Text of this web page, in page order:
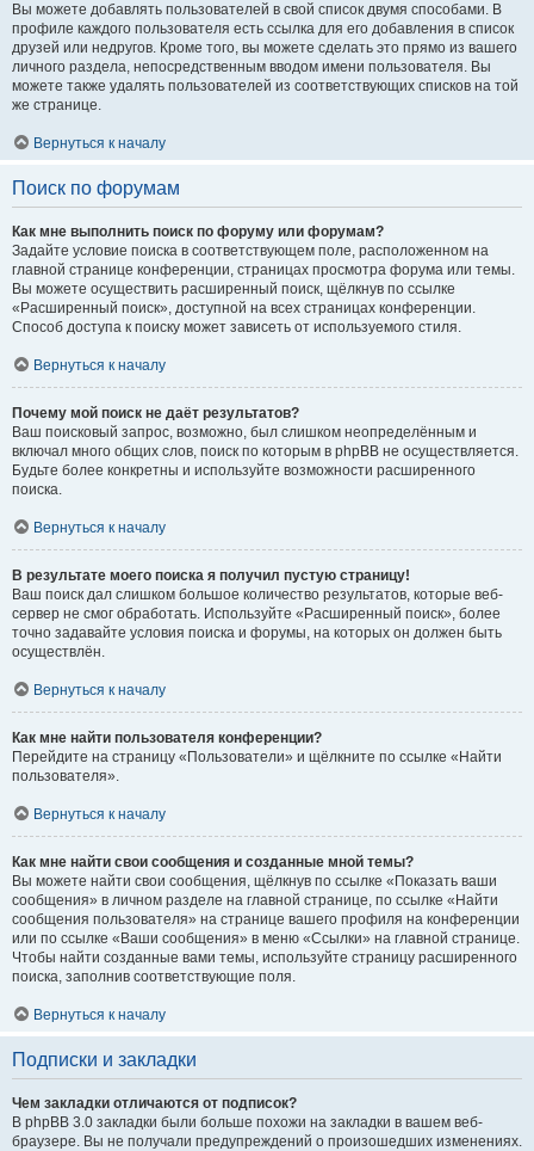
Вы можете добавлять пользователей в свой список двумя способами. В
профиле каждого пользователя есть ссылка для его добавления в список
друзей или недругов. Кроме того, вы можете сделать это прямо из вашего
личного раздела, непосредственным вводом имени пользователя. Вы
можете также удалять пользователей из соответствующих списков на той
же странице.
Вернуться к началу
Поиск по форумам
Как мне выполнить поиск по форуму или форумам?
Задайте условие поиска в соответствующем поле, расположенном на
главной странице конференции, страницах просмотра форума или темы.
Вы можете осуществить расширенный поиск, щёлкнув по ссылке
«Расширенный поиск», доступной на всех страницах конференции.
Способ доступа к поиску может зависеть от используемого стиля.
Вернуться к началу
Почему мой поиск не даёт результатов?
Ваш поисковый запрос, возможно, был слишком неопределённым и
включал много общих слов, поиск по которым в phpBB не осуществляется.
Будьте более конкретны и используйте возможности расширенного
поиска.
Вернуться к началу
В результате моего поиска я получил пустую страницу!
Ваш поиск дал слишком большое количество результатов, которые веб-
сервер не смог обработать. Используйте «Расширенный поиск», более
точно задавайте условия поиска и форумы, на которых он должен быть
осуществлён.
Вернуться к началу
Как мне найти пользователя конференции?
Перейдите на страницу «Пользователи» и щёлкните по ссылке «Найти
пользователя».
Вернуться к началу
Как мне найти свои сообщения и созданные мной темы?
Вы можете найти свои сообщения, щёлкнув по ссылке «Показать ваши
сообщения» в личном разделе на главной странице, по ссылке «Найти
сообщения пользователя» на странице вашего профиля на конференции
или по ссылке «Ваши сообщения» в меню «Ссылки» на главной странице.
Чтобы найти созданные вами темы, используйте страницу расширенного
поиска, заполнив соответствующие поля.
Вернуться к началу
Подписки и закладки
Чем закладки отличаются от подписок?
В phpBB 3.0 закладки были больше похожи на закладки в вашем веб-
браузере. Вы не получали предупреждений о произошедших изменениях.